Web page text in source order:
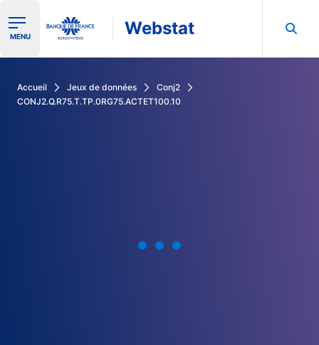
Ouvrir le menu de navigation
MENU Webstat
Accueil Jeux de données
Conj2
CONJ2.Q.R75.T.TP.0RG75.ACTET100.10